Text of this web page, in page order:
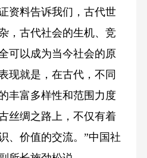
资料告诉我们，古代世
，古代社会的生机、竞
可以成为当今社会的原
现就是，在古代，不同
丰富多样性和范围力度
丝绸之路上，不仅有着
、价值的交流。”中国社